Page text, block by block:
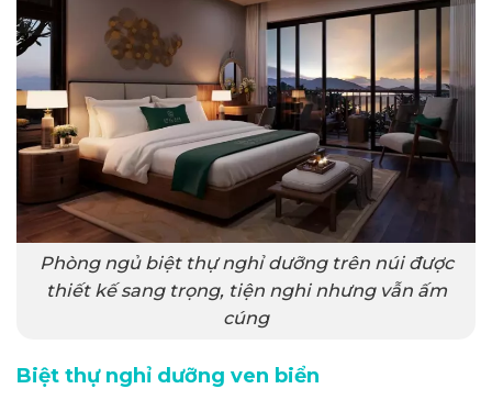
Phòng ngủ biệt thự nghỉ dưỡng trên núi được
thiết kế sang trọng, tiện nghi nhưng vẫn ấm
cúng
Biệt thự nghỉ dưỡng ven biển